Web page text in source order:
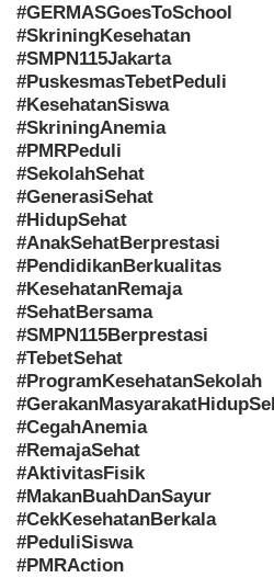
#GERMASGoesToSchool
#SkriningKesehatan
#SMPN115Jakarta
#PuskesmasTebetPeduli
#KesehatanSiswa
#SkriningAnemia
#PMRPeduli
#SekolahSehat
#GenerasiSehat
#HidupSehat
#AnakSehatBerprestasi
#PendidikanBerkualitas
#KesehatanRemaja
#SehatBersama
#SMPN115Berprestasi
#TebetSehat
#ProgramKesehatanSekolah
#CegahAnemia
#RemajaSehat
#AktivitasFisik
#MakanBuahDanSayur
#CekKesehatanBerkala
#PeduliSiswa
#PMRAction